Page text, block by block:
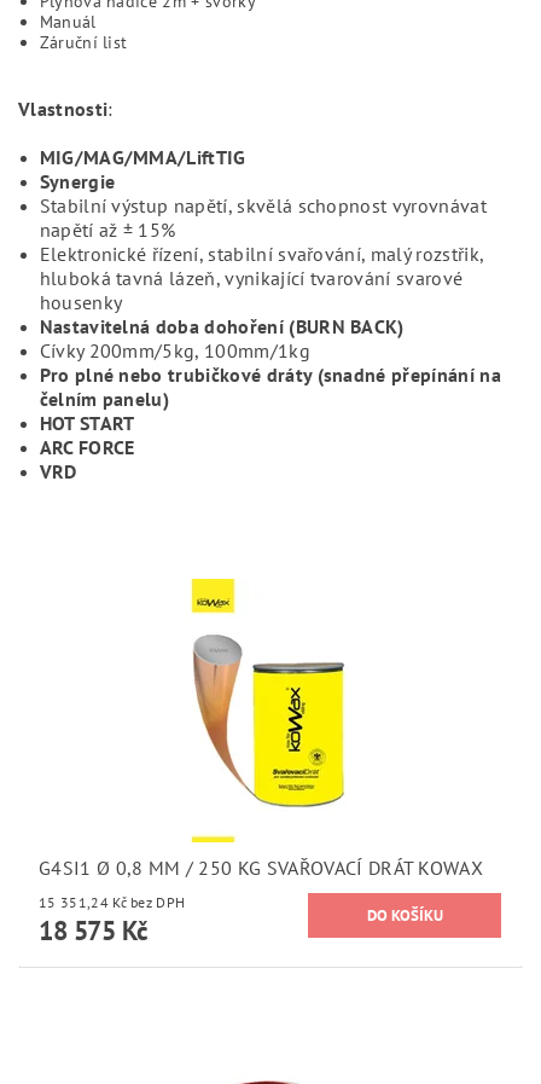
Manuál
Záruční list
Vlastnosti:
MIG/MAG/MMA/LiftTIG
Synergie
Stabilní výstup napětí, skvělá schopnost vyrovnávat
napětí až ± 15%
Elektronické řízení, stabilní svařování, malý rozstřik,
hluboká tavná lázeň, vynikající tvarování svarové
housenky
Nastavitelná doba dohoření (BURN BACK)
Cívky 200mm/5kg, 100mm/1kg
Pro plné nebo trubičkové dráty (snadné přepínání na
čelním panelu)
HOT START
ARC FORCE
VRD
G4SI1 Ø 0,8 MM / 250 KG SVAŘOVACÍ DRÁT KOWAX
15 351,24 Kč bez DPH
18 575 Kč